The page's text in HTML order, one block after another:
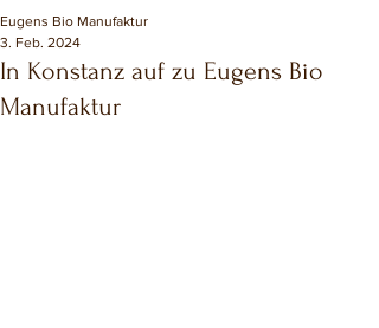
In Konstanz auf zu Eugens Bio
Manufaktur
Eugens Bio Manufaktur
3. Feb. 2024